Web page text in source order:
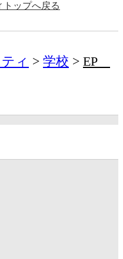
トップへ戻る
ィ 学校
EP